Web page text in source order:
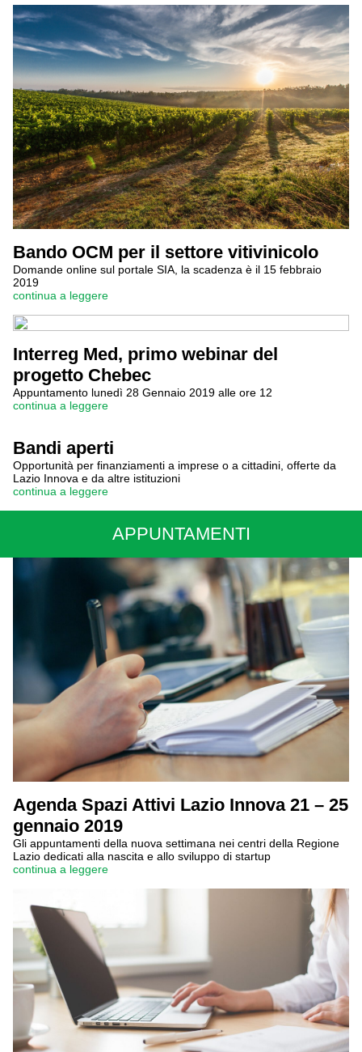
Bando OCM per il settore vitivinicolo
Domande online sul portale SIA, la scadenza è il 15 febbraio
2019
continua a leggere
Interreg Med, primo webinar del
progetto Chebec
Appuntamento lunedì 28 Gennaio 2019 alle ore 12
continua a leggere
Bandi aperti
Opportunità per finanziamenti a imprese o a cittadini, offerte da
Lazio Innova e da altre istituzioni
continua a leggere
APPUNTAMENTI
Agenda Spazi Attivi Lazio Innova 21 – 25
gennaio 2019
Gli appuntamenti della nuova settimana nei centri della Regione
Lazio dedicati alla nascita e allo sviluppo di startup
continua a leggere